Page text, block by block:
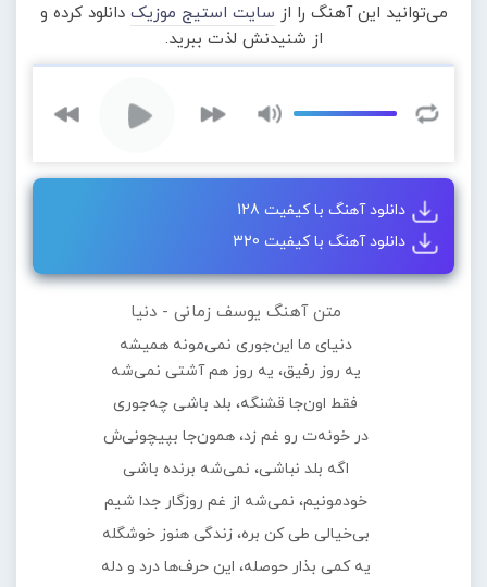
می‌توانید این آهنگ را از سایت استیج موزیک دانلود کرده و
از شنیدنش لذت ببرید.
دانلود آهنگ با کیفیت 128
دانلود آهنگ با کیفیت 320
متن آهنگ یوسف زمانی - دنیا
دنیای ما این‌جوری نمی‌مونه همیشه
یه روز رفیق، یه روز هم آشتی نمی‌شه
فقط اون‌جا قشنگه، بلد باشی چه‌جوری
در خونه‌ت رو غم زد، همون‌جا بپیچونی‌ش
اگه بلد نباشی، نمی‌شه برنده باشی
خودمونیم، نمی‌شه از غم روزگار جدا شیم
بی‌خیالی طی کن بره، زندگی هنوز خوشگله
یه کمی بذار حوصله، این حرف‌ها درد و دله